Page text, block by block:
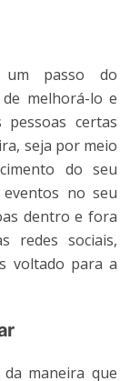
passo do
melhorá-lo e
pessoas certas
seja por meio
do seu
no seu
dentro e fora
redes sociais,
voltado para a
maneira que